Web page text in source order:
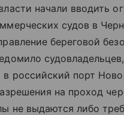
начали вводить
судов в
береговой
в российский порт
на проход
не выдаются либо